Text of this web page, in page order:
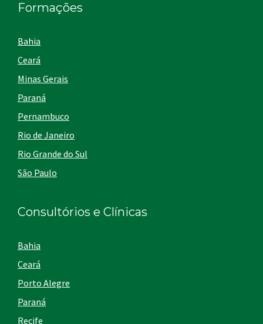
Formações
Bahia
Ceará
Minas Gerais
Paraná
Pernambuco
Rio de Janeiro
Rio Grande do Sul
São Paulo
Consultórios e Clínicas
Bahia
Ceará
Porto Alegre
Paraná
Recife